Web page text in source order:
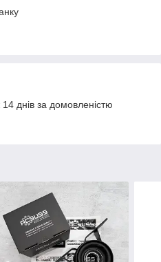
днів за домовленістю